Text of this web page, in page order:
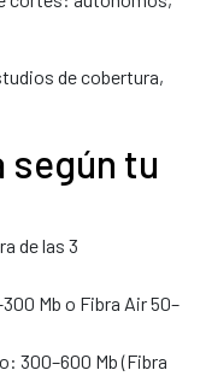
de cobertura,
según tu
de las 3
Mb o Fibra Air 50–
300–600 Mb (Fibra